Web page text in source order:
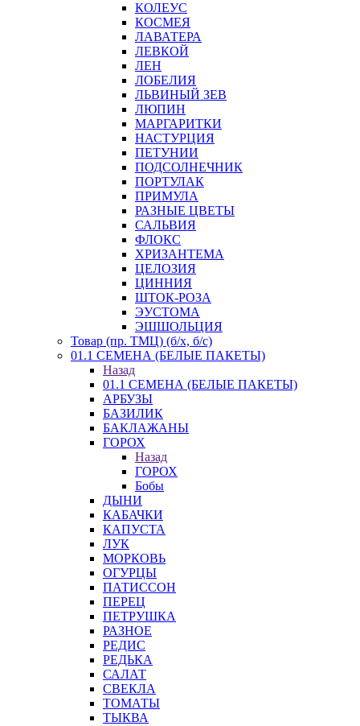
КОЛЕУС
КОСМЕЯ
ЛАВАТЕРА
ЛЕВКОЙ
ЛЕН
ЛОБЕЛИЯ
ЛЬВИНЫЙ ЗЕВ
ЛЮПИН
МАРГАРИТКИ
НАСТУРЦИЯ
ПЕТУНИИ
ПОДСОЛНЕЧНИК
ПОРТУЛАК
ПРИМУЛА
РАЗНЫЕ ЦВЕТЫ
САЛЬВИЯ
ФЛОКС
ХРИЗАНТЕМА
ЦЕЛОЗИЯ
ЦИННИЯ
ШТОК-РОЗА
ЭУСТОМА
ЭШШОЛЬЦИЯ
Товар (пр. ТМЦ) (б/х, б/с)
01.1 СЕМЕНА (БЕЛЫЕ ПАКЕТЫ)
Назад
01.1 СЕМЕНА (БЕЛЫЕ ПАКЕТЫ)
АРБУЗЫ
БАЗИЛИК
БАКЛАЖАНЫ
ГОРОХ
Назад
ГОРОХ
Бобы
ДЫНИ
КАБАЧКИ
КАПУСТА
ЛУК
МОРКОВЬ
ОГУРЦЫ
ПАТИССОН
ПЕРЕЦ
ПЕТРУШКА
РАЗНОЕ
РЕДИС
РЕДЬКА
САЛАТ
СВЕКЛА
ТОМАТЫ
ТЫКВА